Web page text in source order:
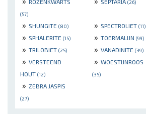
ROZENKWARTS
(57)
SEPTARIA (26)
» SHUNGITE (80) » SPECTROLIET (11)
» SPHALERITE (15) » TOERMALIJN (99)
» TRILOBIET (25) » VANADINITE (39)
» VERSTEEND
HOUT (12)
» WOESTIJNROOS
(35)
» ZEBRA JASPIS
(27)